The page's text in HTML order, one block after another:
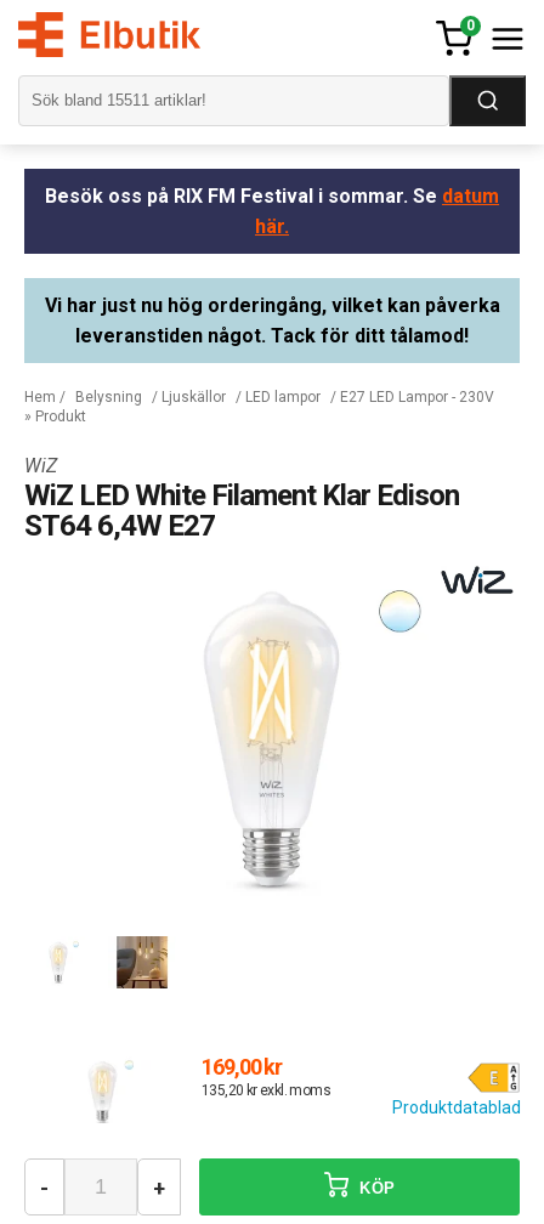
0
Besök oss på RIX FM Festival i sommar. Se datum
här.
Vi har just nu hög orderingång, vilket kan påverka
leveranstiden något. Tack för ditt tålamod!
Hem / Belysning / Ljuskällor / LED lampor / E27 LED Lampor - 230V
» Produkt
WiZ
WiZ LED White Filament Klar Edison
ST64 6,4W E27
Produktdatablad
169,00 kr
135,20 kr exkl. moms
- + KÖP